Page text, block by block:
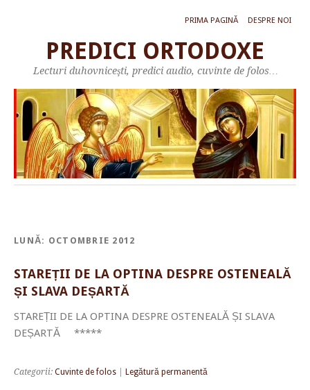
PRIMA PAGINĂ DESPRE NOI
PREDICI ORTODOXE
Lecturi duhovniceşti, predici audio, cuvinte de folos…
LUNĂ: OCTOMBRIE 2012
STAREȚII DE LA OPTINA DESPRE OSTENEALĂ
ȘI SLAVA DEȘARTĂ
STAREȚII DE LA OPTINA DESPRE OSTENEALĂ ȘI SLAVA
DEȘARTĂ *****
Categorii: Cuvinte de folos Legătură permanentă